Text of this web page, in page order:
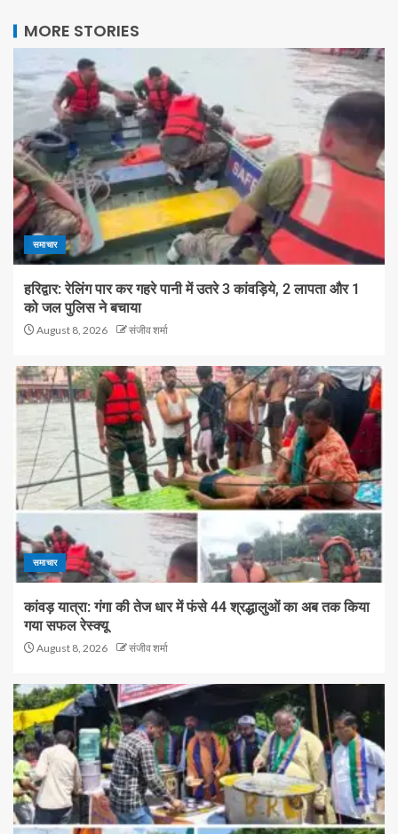
MORE STORIES
समाचार
हरिद्वार: रेलिंग पार कर गहरे पानी में उतरे 3 कांवड़िये, 2 लापता और 1
को जल पुलिस ने बचाया
August 8, 2026 संजीव शर्मा
समाचार
कांवड़ यात्रा: गंगा की तेज धार में फंसे 44 श्रद्धालुओं का अब तक किया
गया सफल रेस्क्यू
August 8, 2026 संजीव शर्मा